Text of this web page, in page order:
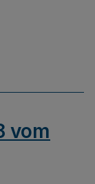
vom